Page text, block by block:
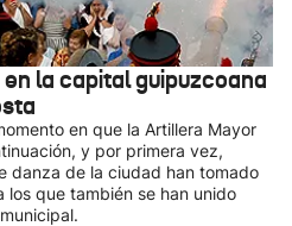
la capital guipuzcoana
en que la Artillera Mayor
y por primera vez,
danza de la ciudad han tomado
los que también se han unido